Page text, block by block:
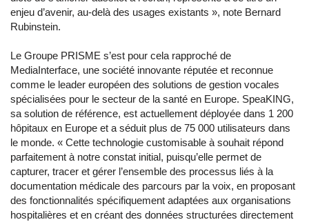
enjeu d’avenir, au-delà des usages existants », note Bernard
Rubinstein.
Le Groupe PRISME s’est pour cela rapproché de
MediaInterface, une société innovante réputée et reconnue
comme le leader européen des solutions de gestion vocales
spécialisées pour le secteur de la santé en Europe. SpeaKING,
sa solution de référence, est actuellement déployée dans 1 200
hôpitaux en Europe et a séduit plus de 75 000 utilisateurs dans
le monde. « Cette technologie customisable à souhait répond
parfaitement à notre constat initial, puisqu’elle permet de
capturer, tracer et gérer l’ensemble des processus liés à la
documentation médicale des parcours par la voix, en proposant
des fonctionnalités spécifiquement adaptées aux organisations
hospitalières et en créant des données structurées directement